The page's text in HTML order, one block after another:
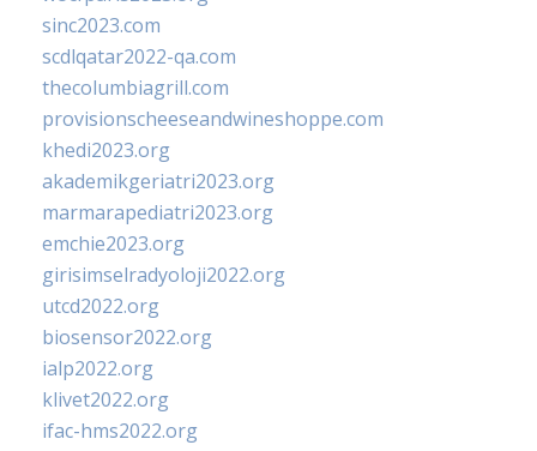
sinc2023.com
scdlqatar2022-qa.com
thecolumbiagrill.com
provisionscheeseandwineshoppe.com
khedi2023.org
akademikgeriatri2023.org
marmarapediatri2023.org
emchie2023.org
girisimselradyoloji2022.org
utcd2022.org
biosensor2022.org
ialp2022.org
klivet2022.org
ifac-hms2022.org